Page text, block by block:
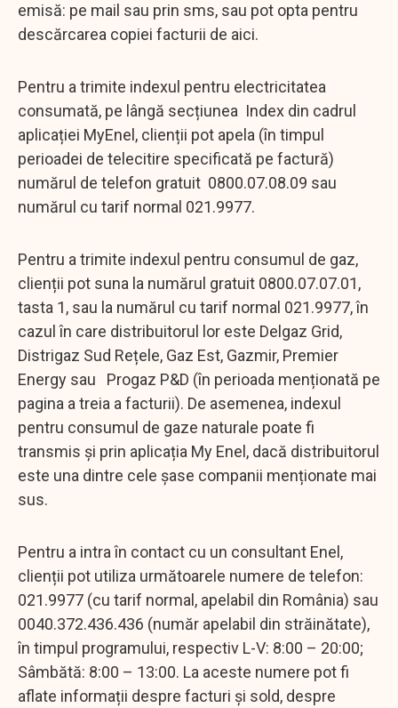
emisă: pe mail sau prin sms, sau pot opta pentru
descărcarea copiei facturii de aici.
Pentru a trimite indexul pentru electricitatea
consumată, pe lângă secțiunea Index din cadrul
aplicației MyEnel, clienții pot apela (în timpul
perioadei de telecitire specificată pe factură)
numărul de telefon gratuit 0800.07.08.09 sau
numărul cu tarif normal 021.9977.
Pentru a trimite indexul pentru consumul de gaz,
clienții pot suna la numărul gratuit 0800.07.07.01,
tasta 1, sau la numărul cu tarif normal 021.9977, în
cazul în care distribuitorul lor este Delgaz Grid,
Distrigaz Sud Rețele, Gaz Est, Gazmir, Premier
Energy sau Progaz P&D (în perioada menționată pe
pagina a treia a facturii). De asemenea, indexul
pentru consumul de gaze naturale poate fi
transmis și prin aplicația My Enel, dacă distribuitorul
este una dintre cele șase companii menționate mai
sus.
Pentru a intra în contact cu un consultant Enel,
clienții pot utiliza următoarele numere de telefon:
021.9977 (cu tarif normal, apelabil din România) sau
0040.372.436.436 (număr apelabil din străinătate),
în timpul programului, respectiv L-V: 8:00 – 20:00;
Sâmbătă: 8:00 – 13:00. La aceste numere pot fi
aflate informații despre facturi și sold, despre